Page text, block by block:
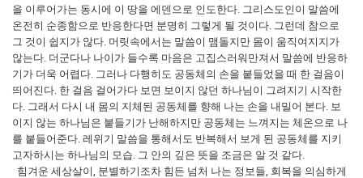
을 이루어가는 동시에 이 땅을 에덴으로 인도한다. 그리스도인이 말씀에
온전히 순종함으로 반응한다면 분명히 그렇게 될 것이다. 그런데 참으로
그 것이 쉽지가 않다. 머릿속에서는 말씀이 맴돌지만 몸이 움직여지지가
않는다. 더군다나 나이가 들수록 마음은 고집스러워만져서 말씀에 반응하
기가 더욱 어렵다. 그러나 다행히도 공동체의 손을 붙들었을 때 한 걸음이
띄어진다. 한 걸음 걸어가다 보면 보이지 않던 하나님이 그려지기 시작한
다. 그래서 다시 내 몸의 지체된 공동체를 향해 나는 손을 내밀어 본다. 보
이지 않는 하나님은 붙들기가 난해하지만 공동체는 느껴지는 체온으로 나
를 붙들어준다. 레위기 말씀을 통해서도 반복해서 보게 된 공동체를 지키
고자하시는 하나님의 모습. 그 안의 깊은 뜻을 조금은 알 것 같다.
힘겨운 세상살이, 분별하기조차 힘든 넘처 나는 정보들, 회복을 의심하게